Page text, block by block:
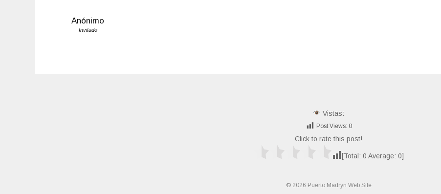
Anónimo
Invitado
Vistas:
Post Views: 0
Click to rate this post!
[Total: 0 Average: 0]
© 2026 Puerto Madryn Web Site